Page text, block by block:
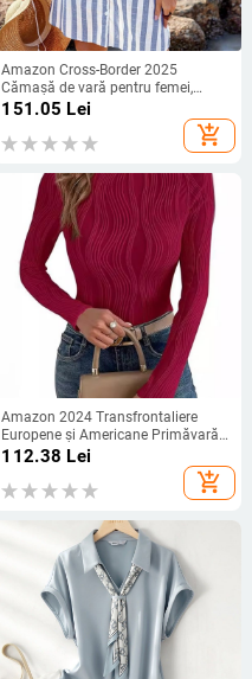
Amazon Cross-Border 2025
Cămașă de vară pentru femei,
modă, vrac, casual, elegant, cu
151.05 Lei
add_shopping_cart
Amazon 2024 Transfrontaliere
Europene și Americane Primăvară &
Toamnă Femei Nou Casual Textură
Guler Rotund Mânecă Lungă Slim
Tricou pentru femei
112.38 Lei
add_shopping_cart